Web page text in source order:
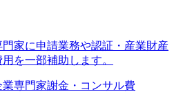
家に申請業務や認証・産業財産
を一部補助します。
業専門家謝金・コンサル費